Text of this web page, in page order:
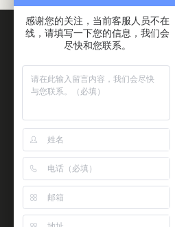
座机：010-56016816
手机：13331090099
关注博视通公众号
感谢您的关注，当前客服人员不在
线，请填写一下您的信息，我们会
尽快和您联系。